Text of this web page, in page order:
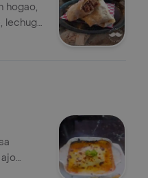
hogao,
lechuga